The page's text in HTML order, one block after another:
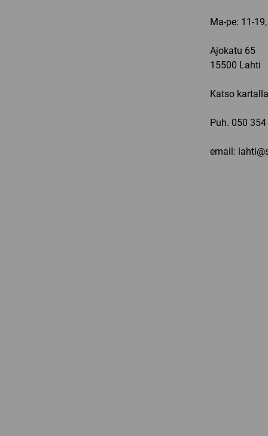
Ma-pe: 11-
Ajokatu 65
15500 Lahti
Katso kartalla
Puh. 050
email: